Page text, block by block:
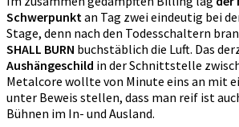
Schwerpunkt an Tag zwei eindeutig bei
Stage, denn nach den Todesschaltern
SHALL BURN buchstäblich die Luft. Das
Aushängeschild in der Schnittstelle
Metalcore wollte von Minute eins an mit
unter Beweis stellen, dass man reif ist
Bühnen im In- und Ausland.